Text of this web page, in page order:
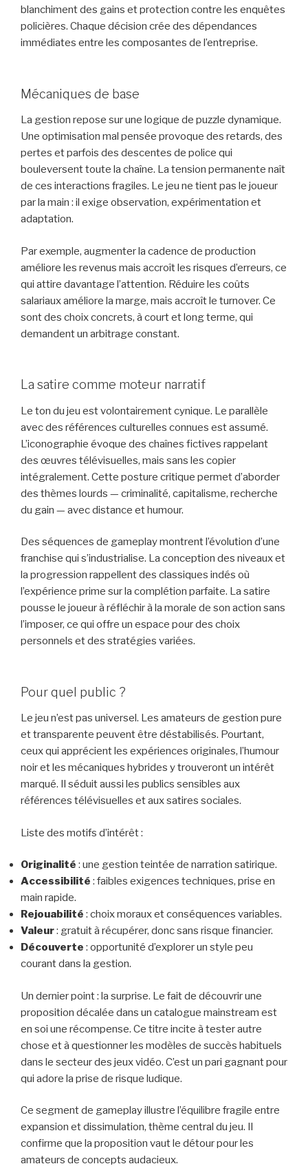
blanchiment des gains et protection contre les enquêtes
policières. Chaque décision crée des dépendances
immédiates entre les composantes de l’entreprise.
Mécaniques de base
La gestion repose sur une logique de puzzle dynamique.
Une optimisation mal pensée provoque des retards, des
pertes et parfois des descentes de police qui
bouleversent toute la chaîne. La tension permanente naît
de ces interactions fragiles. Le jeu ne tient pas le joueur
par la main : il exige observation, expérimentation et
adaptation.
Par exemple, augmenter la cadence de production
améliore les revenus mais accroît les risques d’erreurs, ce
qui attire davantage l’attention. Réduire les coûts
salariaux améliore la marge, mais accroît le turnover. Ce
sont des choix concrets, à court et long terme, qui
demandent un arbitrage constant.
La satire comme moteur narratif
Le ton du jeu est volontairement cynique. Le parallèle
avec des références culturelles connues est assumé.
L’iconographie évoque des chaînes fictives rappelant
des œuvres télévisuelles, mais sans les copier
intégralement. Cette posture critique permet d’aborder
des thèmes lourds — criminalité, capitalisme, recherche
du gain — avec distance et humour.
Des séquences de gameplay montrent l’évolution d’une
franchise qui s’industrialise. La conception des niveaux et
la progression rappellent des classiques indés où
l’expérience prime sur la complétion parfaite. La satire
pousse le joueur à réfléchir à la morale de son action sans
l’imposer, ce qui offre un espace pour des choix
personnels et des stratégies variées.
Pour quel public ?
Le jeu n’est pas universel. Les amateurs de gestion pure
et transparente peuvent être déstabilisés. Pourtant,
ceux qui apprécient les expériences originales, l’humour
noir et les mécaniques hybrides y trouveront un intérêt
marqué. Il séduit aussi les publics sensibles aux
références télévisuelles et aux satires sociales.
Liste des motifs d’intérêt :
Originalité : une gestion teintée de narration satirique.
Accessibilité : faibles exigences techniques, prise en
main rapide.
Rejouabilité : choix moraux et conséquences variables.
Valeur: gratuit à récupérer, donc sans risque financier.
Découverte : opportunité d’explorer un style peu
courant dans la gestion.
Un dernier point : la surprise. Le fait de découvrir une
proposition décalée dans un catalogue mainstream est
en soi une récompense. Ce titre incite à tester autre
chose et à questionner les modèles de succès habituels
dans le secteur des jeux vidéo. C’est un pari gagnant pour
qui adore la prise de risque ludique.
Ce segment de gameplay illustre l’équilibre fragile entre
expansion et dissimulation, thème central du jeu. Il
confirme que la proposition vaut le détour pour les
amateurs de concepts audacieux.